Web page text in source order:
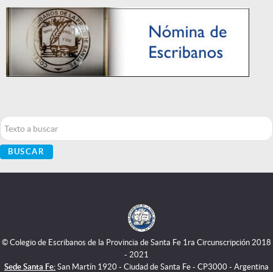
Buscar...
BUSCAR
© Colegio de Escribanos de la Provincia de Santa Fe 1ra Circunscripción 2018
- 2021
Sede Santa Fe: San Martín 1920 - Ciudad de Santa Fe - CP3000 - Argentina